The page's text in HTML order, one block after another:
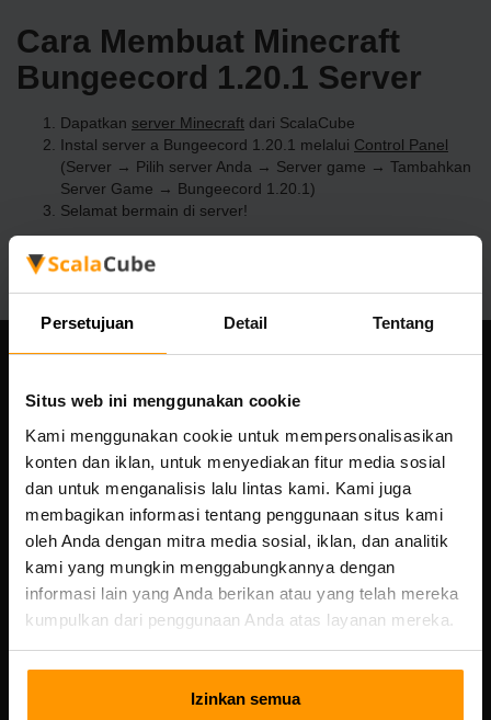
Persetujuan Detail Tentang
Situs web ini menggunakan cookie
Kami menggunakan cookie untuk mempersonalisasikan
konten dan iklan, untuk menyediakan fitur media sosial
dan untuk menganalisis lalu lintas kami. Kami juga
membagikan informasi tentang penggunaan situs kami
oleh Anda dengan mitra media sosial, iklan, dan analitik
kami yang mungkin menggabungkannya dengan
informasi lain yang Anda berikan atau yang telah mereka
kumpulkan dari penggunaan Anda atas layanan mereka.
Izinkan semua
Cara Membuat Minecraft
Bungeecord 1.20.1 Server
Dapatkan server Minecraft dari ScalaCube
Instal server a Bungeecord 1.20.1 melalui Control Panel
(Server → Pilih server Anda → Server game → Tambahkan
Server Game → Bungeecord 1.20.1)
Selamat bermain di server!
Scalable Hosting Solutions OÜ
Kode registrasi: 14652605
nomor PPN: EE102133820
Alamat: Harju maakond, Tallinn, Kesklinna linnaosa,
Vesivärava tn 50-201, 10152